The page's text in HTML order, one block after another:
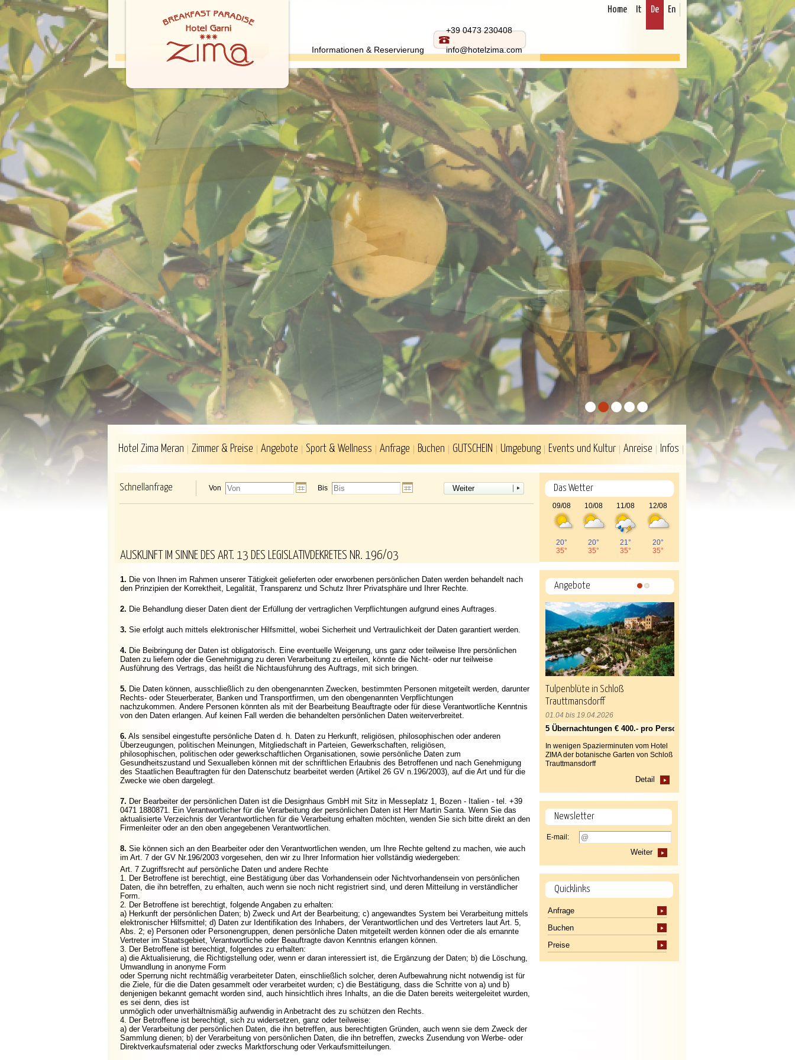
Informationen & Reservierung
+39 0473 230408
info@hotelzima.com
Home It De En
Hotel Zima Meran Zimmer & Preise Angebote Sport & Wellness Anfrage Buchen GUTSCHEIN Umgebung Events und Kultur Anreise Infos
Schnellanfrage Von Bis Weiter
AUSKUNFT IM SINNE DES ART. 13 DES LEGISLATIVDEKRETES NR. 196/03
1. Die von Ihnen im Rahmen unserer Tätigkeit gelieferten oder erworbenen persönlichen Daten werden behandelt nach
den Prinzipien der Korrektheit, Legalität, Transparenz und Schutz Ihrer Privatsphäre und Ihrer Rechte.
2. Die Behandlung dieser Daten dient der Erfüllung der vertraglichen Verpflichtungen aufgrund eines Auftrages.
3. Sie erfolgt auch mittels elektronischer Hilfsmittel, wobei Sicherheit und Vertraulichkeit der Daten garantiert werden.
4. Die Beibringung der Daten ist obligatorisch. Eine eventuelle Weigerung, uns ganz oder teilweise Ihre persönlichen
Daten zu liefern oder die Genehmigung zu deren Verarbeitung zu erteilen, könnte die Nicht- oder nur teilweise
Ausführung des Vertrags, das heißt die Nichtausführung des Auftrags, mit sich bringen.
5. Die Daten können, ausschließlich zu den obengenannten Zwecken, bestimmten Personen mitgeteilt werden, darunter
Rechts- oder Steuerberater, Banken und Transportfirmen, um den obengenannten Verpflichtungen
nachzukommen. Andere Personen könnten als mit der Bearbeitung Beauftragte oder für diese Verantwortliche Kenntnis
von den Daten erlangen. Auf keinen Fall werden die behandelten persönlichen Daten weiterverbreitet.
6. Als sensibel eingestufte persönliche Daten d. h. Daten zu Herkunft, religiösen, philosophischen oder anderen
Überzeugungen, politischen Meinungen, Mitgliedschaft in Parteien, Gewerkschaften, religiösen,
philosophischen, politischen oder gewerkschaftlichen Organisationen, sowie persönliche Daten zum
Gesundheitszustand und Sexualleben können mit der schriftlichen Erlaubnis des Betroffenen und nach Genehmigung
des Staatlichen Beauftragten für den Datenschutz bearbeitet werden (Artikel 26 GV n.196/2003), auf die Art und für die
Zwecke wie oben dargelegt.
7. Der Bearbeiter der persönlichen Daten ist die Designhaus GmbH mit Sitz in Messeplatz 1, Bozen - Italien - tel. +39
0471 1880871. Ein Verantwortlicher für die Verarbeitung der persönlichen Daten ist Herr Martin Santa. Wenn Sie das
aktualisierte Verzeichnis der Verantwortlichen für die Verarbeitung erhalten möchten, wenden Sie sich bitte direkt an den
Firmenleiter oder an den oben angegebenen Verantwortlichen.
8. Sie können sich an den Bearbeiter oder den Verantwortlichen wenden, um Ihre Rechte geltend zu machen, wie auch
im Art. 7 der GV Nr.196/2003 vorgesehen, den wir zu Ihrer Information hier vollständig wiedergeben:
Art. 7 Zugriffsrecht auf persönliche Daten und andere Rechte
1. Der Betroffene ist berechtigt, eine Bestätigung über das Vorhandensein oder Nichtvorhandensein von persönlichen
Daten, die ihn betreffen, zu erhalten, auch wenn sie noch nicht registriert sind, und deren Mitteilung in verständlicher
Form.
2. Der Betroffene ist berechtigt, folgende Angaben zu erhalten:
a) Herkunft der persönlichen Daten; b) Zweck und Art der Bearbeitung; c) angewandtes System bei Verarbeitung mittels
elektronischer Hilfsmittel; d) Daten zur Identifikation des Inhabers, der Verantwortlichen und des Vertreters laut Art. 5,
Abs. 2; e) Personen oder Personengruppen, denen persönliche Daten mitgeteilt werden können oder die als ernannte
Vertreter im Staatsgebiet, Verantwortliche oder Beauftragte davon Kenntnis erlangen können.
3. Der Betroffene ist berechtigt, folgendes zu erhalten:
a) die Aktualisierung, die Richtigstellung oder, wenn er daran interessiert ist, die Ergänzung der Daten; b) die Löschung,
Umwandlung in anonyme Form
oder Sperrung nicht rechtmäßig verarbeiteter Daten, einschließlich solcher, deren Aufbewahrung nicht notwendig ist für
die Ziele, für die die Daten gesammelt oder verarbeitet wurden; c) die Bestätigung, dass die Schritte von a) und b)
denjenigen bekannt gemacht worden sind, auch hinsichtlich ihres Inhalts, an die die Daten bereits weitergeleitet wurden,
es sei denn, dies ist
unmöglich oder unverhältnismäßig aufwendig in Anbetracht des zu schützen den Rechts.
4. Der Betroffene ist berechtigt, sich zu widersetzen, ganz oder teilweise:
a) der Verarbeitung der persönlichen Daten, die ihn betreffen, aus berechtigten Gründen, auch wenn sie dem Zweck der
Sammlung dienen; b) der Verarbeitung von persönlichen Daten, die ihn betreffen, zwecks Zusendung von Werbe- oder
Direktverkaufsmaterial oder zwecks Marktforschung oder Verkaufsmitteilungen.
Das Wetter
09/08
20°
35°
10/08
20°
35°
11/08
21°
35°
12/08
20°
35°
Angebote
Tulpenblüte in Schloß
Trauttmansdorff
01.04 bis 19.04.2026
5 Übernachtungen € 400.- pro Person
In wenigen Spazierminuten vom Hotel
ZIMA der botanische Garten von Schloß
Trauttmansdorff
Detail
Newsletter
E-mail:
Weiter
Quicklinks
Anfrage
Buchen
Preise